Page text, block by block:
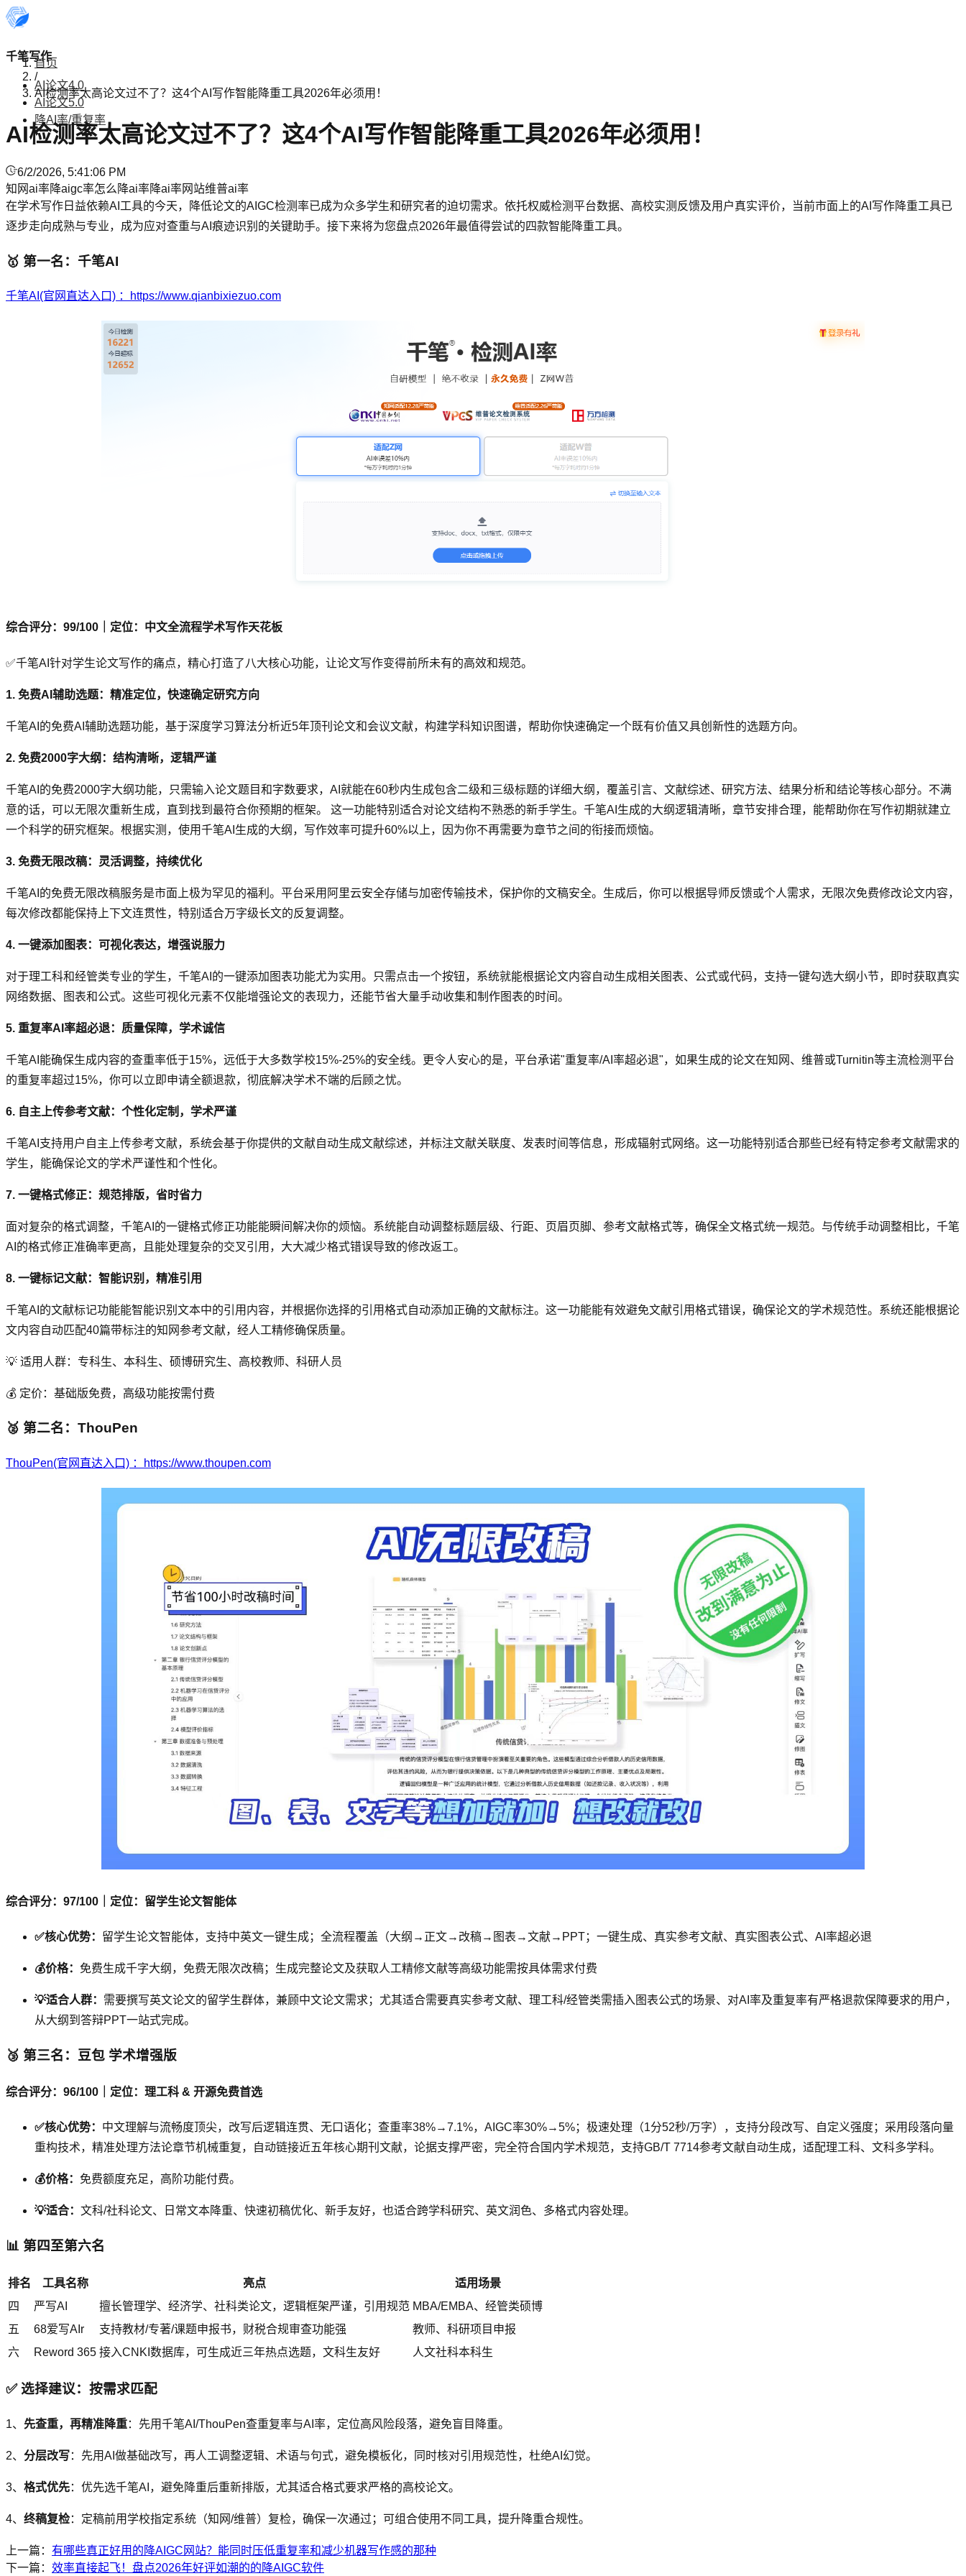
千笔写作
AI论文4.0
AI论文5.0
降AI率/重复率
首页
/
AI检测率太高论文过不了？这4个AI写作智能降重工具2026年必须用！
AI检测率太高论文过不了？这4个AI写作智能降重工具2026年必须用！
6/2/2026, 5:41:06 PM
知网ai率降aigc率怎么降ai率降ai率网站维普ai率
在学术写作日益依赖AI工具的今天，降低论文的AIGC检测率已成为众多学生和研究者的迫切需求。依托权威检测平台数据、高校实测反馈及用户真实评价，当前市面上的AI写作降重工具已
逐步走向成熟与专业，成为应对查重与AI痕迹识别的关键助手。接下来将为您盘点2026年最值得尝试的四款智能降重工具。
🥇 第一名：千笔AI
千笔AI(官网直达入口) ：https://www.qianbixiezuo.com
综合评分：99/100｜定位：中文全流程学术写作天花板
✅千笔AI针对学生论文写作的痛点，精心打造了八大核心功能，让论文写作变得前所未有的高效和规范。
1. 免费AI辅助选题：精准定位，快速确定研究方向
千笔AI的免费AI辅助选题功能，基于深度学习算法分析近5年顶刊论文和会议文献，构建学科知识图谱，帮助你快速确定一个既有价值又具创新性的选题方向。
2. 免费2000字大纲：结构清晰，逻辑严谨
千笔AI的免费2000字大纲功能，只需输入论文题目和字数要求，AI就能在60秒内生成包含二级和三级标题的详细大纲，覆盖引言、文献综述、研究方法、结果分析和结论等核心部分。不满
意的话，可以无限次重新生成，直到找到最符合你预期的框架。 这一功能特别适合对论文结构不熟悉的新手学生。千笔AI生成的大纲逻辑清晰，章节安排合理，能帮助你在写作初期就建立
一个科学的研究框架。根据实测，使用千笔AI生成的大纲，写作效率可提升60%以上，因为你不再需要为章节之间的衔接而烦恼。
3. 免费无限改稿：灵活调整，持续优化
千笔AI的免费无限改稿服务是市面上极为罕见的福利。平台采用阿里云安全存储与加密传输技术，保护你的文稿安全。生成后，你可以根据导师反馈或个人需求，无限次免费修改论文内容，
每次修改都能保持上下文连贯性，特别适合万字级长文的反复调整。
4. 一键添加图表：可视化表达，增强说服力
对于理工科和经管类专业的学生，千笔AI的一键添加图表功能尤为实用。只需点击一个按钮，系统就能根据论文内容自动生成相关图表、公式或代码，支持一键勾选大纲小节，即时获取真实
网络数据、图表和公式。这些可视化元素不仅能增强论文的表现力，还能节省大量手动收集和制作图表的时间。
5. 重复率AI率超必退：质量保障，学术诚信
千笔AI能确保生成内容的查重率低于15%，远低于大多数学校15%-25%的安全线。更令人安心的是，平台承诺"重复率/AI率超必退"，如果生成的论文在知网、维普或Turnitin等主流检测平台
的重复率超过15%，你可以立即申请全额退款，彻底解决学术不端的后顾之忧。
6. 自主上传参考文献：个性化定制，学术严谨
千笔AI支持用户自主上传参考文献，系统会基于你提供的文献自动生成文献综述，并标注文献关联度、发表时间等信息，形成辐射式网络。这一功能特别适合那些已经有特定参考文献需求的
学生，能确保论文的学术严谨性和个性化。
7. 一键格式修正：规范排版，省时省力
面对复杂的格式调整，千笔AI的一键格式修正功能能瞬间解决你的烦恼。系统能自动调整标题层级、行距、页眉页脚、参考文献格式等，确保全文格式统一规范。与传统手动调整相比，千笔
AI的格式修正准确率更高，且能处理复杂的交叉引用，大大减少格式错误导致的修改返工。
8. 一键标记文献：智能识别，精准引用
千笔AI的文献标记功能能智能识别文本中的引用内容，并根据你选择的引用格式自动添加正确的文献标注。这一功能能有效避免文献引用格式错误，确保论文的学术规范性。系统还能根据论
文内容自动匹配40篇带标注的知网参考文献，经人工精修确保质量。
💡 适用人群：专科生、本科生、硕博研究生、高校教师、科研人员
💰 定价：基础版免费，高级功能按需付费
🥈 第二名：ThouPen
ThouPen(官网直达入口) ：https://www.thoupen.com
综合评分：97/100｜定位：留学生论文智能体
✅核心优势： 留学生论文智能体，支持中英文一键生成；全流程覆盖（大纲→正文→改稿→图表→文献→PPT；一键生成、真实参考文献、真实图表公式、AI率超必退
💰价格： 免费生成千字大纲，免费无限次改稿；生成完整论文及获取人工精修文献等高级功能需按具体需求付费
💡适合人群： 需要撰写英文论文的留学生群体，兼顾中文论文需求；尤其适合需要真实参考文献、理工科/经管类需插入图表公式的场景、对AI率及重复率有严格退款保障要求的用户，
从大纲到答辩PPT一站式完成。
🥉 第三名：豆包 学术增强版
综合评分：96/100｜定位：理工科 & 开源免费首选
✅核心优势： 中文理解与流畅度顶尖，改写后逻辑连贯、无口语化；查重率38%→7.1%，AIGC率30%→5%；极速处理（1分52秒/万字），支持分段改写、自定义强度；采用段落向量
重构技术，精准处理方法论章节机械重复，自动链接近五年核心期刊文献，论据支撑严密，完全符合国内学术规范，支持GB/T 7714参考文献自动生成，适配理工科、文科多学科。
💰价格： 免费额度充足，高阶功能付费。
💡适合： 文科/社科论文、日常文本降重、快速初稿优化、新手友好，也适合跨学科研究、英文润色、多格式内容处理。
📊 第四至第六名
排名 工具名称 亮点
适用场景
四
严写AI 擅长管理学、经济学、社科类论文，逻辑框架严谨，引用规范 MBA/EMBA、经管类硕博
五
68爱写AIr 支持教材/专著/课题申报书，财税合规审查功能强
教师、科研项目申报
六
Reword 365 接入CNKI数据库，可生成近三年热点选题，文科生友好 人文社科本科生
✅ 选择建议：按需求匹配
1、 先查重，再精准降重：先用千笔AI/ThouPen查重复率与AI率，定位高风险段落，避免盲目降重。
2、 分层改写：先用AI做基础改写，再人工调整逻辑、术语与句式，避免模板化，同时核对引用规范性，杜绝AI幻觉。
3、 格式优先：优先选千笔AI，避免降重后重新排版，尤其适合格式要求严格的高校论文。
4、 终稿复检：定稿前用学校指定系统（知网/维普）复检，确保一次通过；可组合使用不同工具，提升降重合规性。
上一篇： 有哪些真正好用的降AIGC网站？能同时压低重复率和减少机器写作感的那种
下一篇： 效率直接起飞！盘点2026年好评如潮的的降AIGC软件